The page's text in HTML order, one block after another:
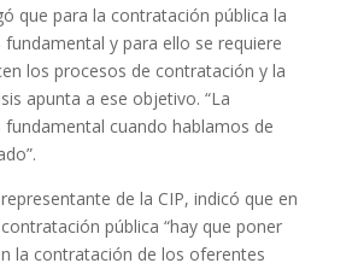
que para la contratación pública la
y para ello se requiere
los procesos de contratación y la
apunta a ese objetivo. “La
fundamental cuando hablamos de
de la CIP, indicó que en
pública “hay que poner
la contratación de los oferentes